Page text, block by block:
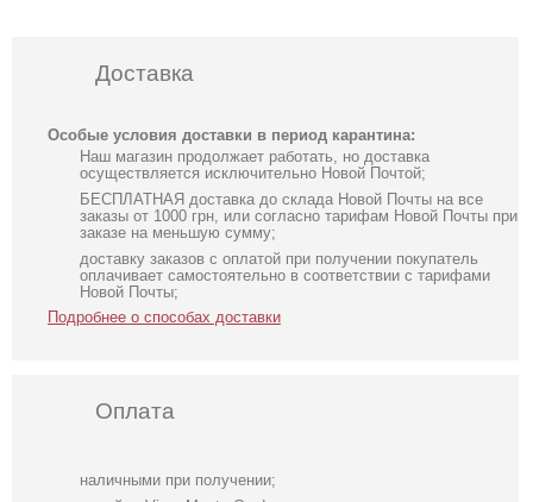
Доставка
Особые условия доставки в период карантина:
Наш магазин продолжает работать, но доставка
осуществляется исключительно Новой Почтой;
БЕСПЛАТНАЯ доставка до склада Новой Почты на все
заказы от 1000 грн, или согласно тарифам Новой Почты при
заказе на меньшую сумму;
доставку заказов с оплатой при получении покупатель
оплачивает самостоятельно в соответствии с тарифами
Новой Почты;
Подробнее о способах доставки
Оплата
наличными при получении;